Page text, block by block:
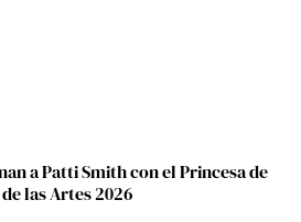
a Patti Smith con el Princesa de
las Artes 2026